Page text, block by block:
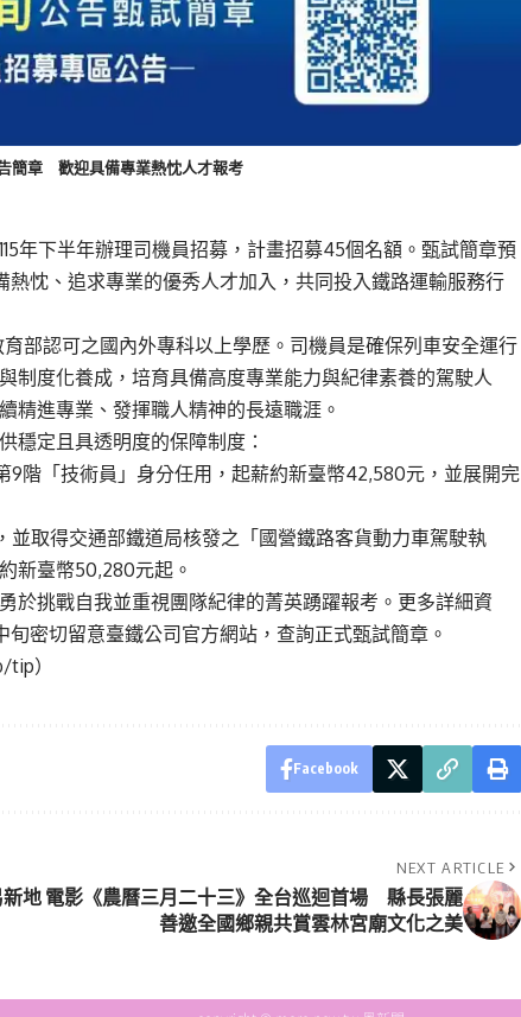
簡章 歡迎具備專業熱忱人才報考
年下半年辦理司機員招募，計畫招募45個名額。甄試簡章預
熱忱、追求專業的優秀人才加入，共同投入鐵路運輸服務行
部認可之國內外專科以上學歷。司機員是確保列車安全運行
制度化養成，培育具備高度專業能力與紀律素養的駕駛人
精進專業、發揮職人精神的長遠職涯。
穩定且具透明度的保障制度：
9階「技術員」身分任用，起薪約新臺幣42,580元，並展開完
並取得交通部鐵道局核發之「國營鐵路客貨動力車駕駛執
新臺幣50,280元起。
於挑戰自我並重視團隊紀律的菁英踴躍報考。更多詳細資
旬密切留意臺鐵公司官方網站，查詢正式甄試簡章。
）
Facebook
地
NEXT ARTICLE
電影《農曆三月二十三》全台巡迴首場 縣長張麗
善邀全國鄉親共賞雲林宮廟文化之美